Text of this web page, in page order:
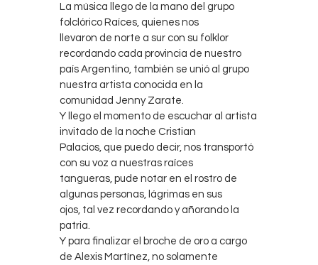
La música llego de la mano del grupo
folclórico Raíces, quienes nos
llevaron de norte a sur con su folklor
recordando cada provincia de nuestro
país Argentino, también se unió al grupo
nuestra artista conocida en la
comunidad Jenny Zarate.
Y llego el momento de escuchar al artista
invitado de la noche Cristian
Palacios, que puedo decir, nos transportó
con su voz a nuestras raíces
tangueras, pude notar en el rostro de
algunas personas, lágrimas en sus
ojos, tal vez recordando y añorando la
patria.
Y para finalizar el broche de oro a cargo
de Alexis Martínez, no solamente